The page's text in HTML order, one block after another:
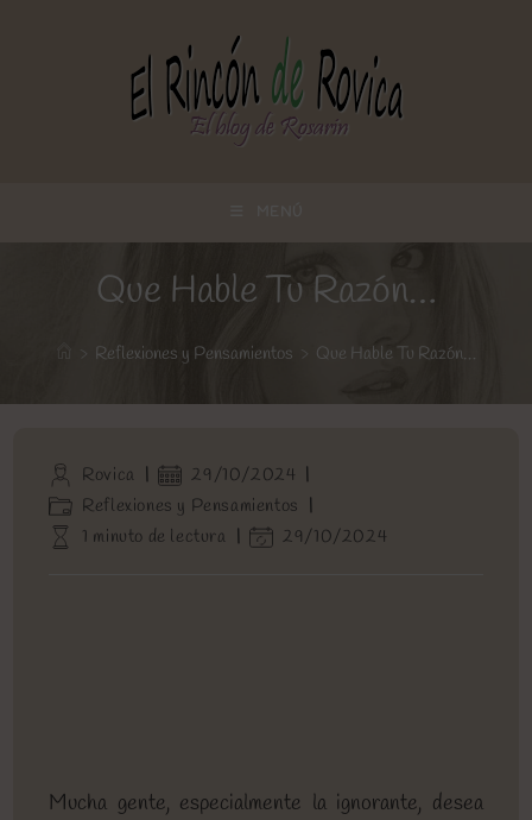
Que Hable Tu Razón…
> Reflexiones y Pensamientos > Que Hable Tu Razón…
Autor
de
la
entrada:
Rovica
Publicación
la
entrada:
29/10/2024
Categoría
de
la
Reflexiones y Pensamientos
Tiempo1 minuto de lectura
Última29/10/2024
Mucha gente, especialmente la ignorante, desea